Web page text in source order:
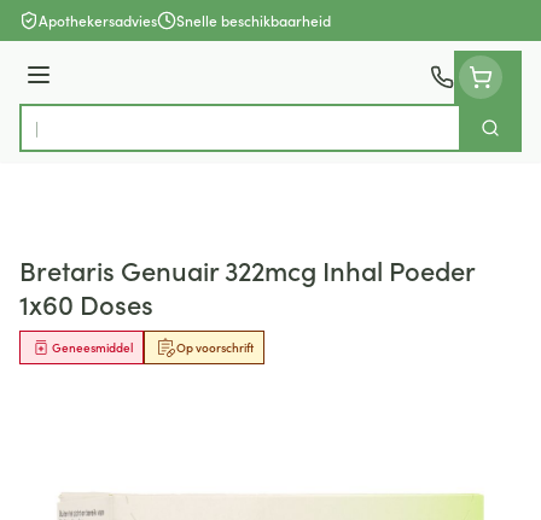
Ga naar de inhoud
Apothekersadvies Snelle beschikbaarheid
Menu
Product, merk, categorie...
Zoek
Bretaris Genuair 322mcg Inhal Poeder
1x60 Doses
Op voorschrift
Geneesmiddel